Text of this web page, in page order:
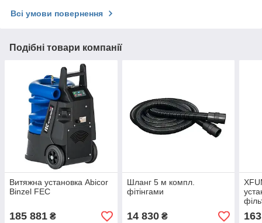
Всі умови повернення
Подібні товари компанії
Витяжна установка Abicor
Binzel FEC
185 881 ₴
Шланг 5 м компл.
фітінгами
14 830₴